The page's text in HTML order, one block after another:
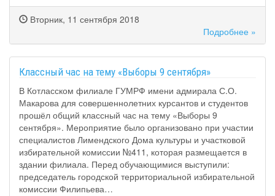
Вторник, 11 сентября 2018
Подробнее »
Классный час на тему «Выборы 9 сентября»
В Котласском филиале ГУМРФ имени адмирала С.О.
Макарова для совершеннолетних курсантов и студентов
прошёл общий классный час на тему «Выборы 9
сентября». Мероприятие было организовано при участии
специалистов Лимендского Дома культуры и участковой
избирательной комиссии №411, которая размещается в
здании филиала. Перед обучающимися выступили:
председатель городской территориальной избирательной
комиссии Филипьева…